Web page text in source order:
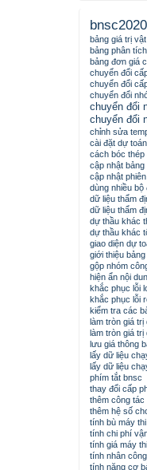
bnsc2020
bảng giá trị
bảng phân
bảng đơn giá
chuyển đổi
chuyển đổi
chuyển đổi
chuyển đổi
chuyển đổi
chỉnh sửa
cài đặt dự
cách bóc
cập nhật bảng
cập nhật
dùng nhiều bộ
dữ liệu thẩm
dữ liệu thẩm
dự thầu khác
dự thầu khác
giao diện dự
giới thiệu
gộp nhóm
hiện ẩn nội
khắc phục lỗi
khắc phục lỗi
kiểm tra các
làm tròn giá trị
làm tròn giá trị
lưu giá thông
lấy dữ liệu
lấy dữ liệu
phím tắt bnsc
thay đổi cấp
thêm công tác
thêm hệ số
tính bù máy
tính chi phí
tính giá máy
tính nhân
tính năng cơ